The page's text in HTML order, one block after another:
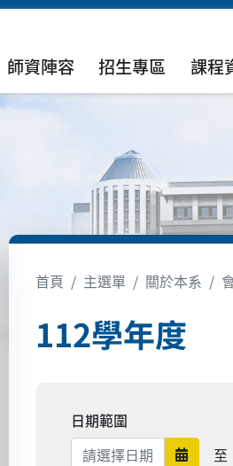
師資陣容 招生專區 課程
首頁 主選單 關於本系
112學年度
日期範圍
日期範
至